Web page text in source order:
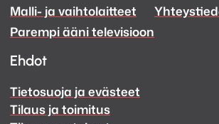
FacebookInstagram
Malli- ja vaihtolaitteet
Parempi ääni televisioon
Ehdot
Tietosuoja ja evästeet
Tilaus ja toimitus